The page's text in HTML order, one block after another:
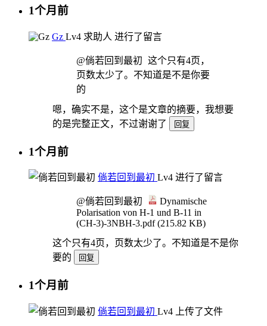
1个月前
Gz Lv4 求助人 进行了留言
@倘若回到最初 这个只有4页，
页数太少了。不知道是不是你要
的
嗯，确实不是，这个是文章的摘要，我想要
的是完整正文，不过谢谢了
回复
1个月前
倘若回到最初 Lv4 进行了留言
@倘若回到最初
Dynamische
Polarisation von H-1 und B-11 in
(CH-3)-3NBH-3.pdf (215.82 KB)
这个只有4页，页数太少了。不知道是不是你
要的
回复
1个月前
倘若回到最初 Lv4 上传了文件